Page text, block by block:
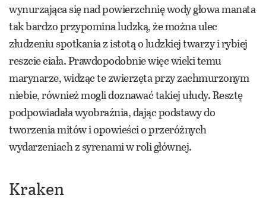
wynurzająca się nad powierzchnię wody głowa manata
tak bardzo przypomina ludzką, że można ulec
złudzeniu spotkania z istotą o ludzkiej twarzy i rybiej
reszcie ciała. Prawdopodobnie więc wieki temu
marynarze, widząc te zwierzęta przy zachmurzonym
niebie, również mogli doznawać takiej ułudy. Resztę
podpowiadała wyobraźnia, dając podstawy do
tworzenia mitów i opowieści o przeróżnych
wydarzeniach z syrenami w roli głównej.
Kraken